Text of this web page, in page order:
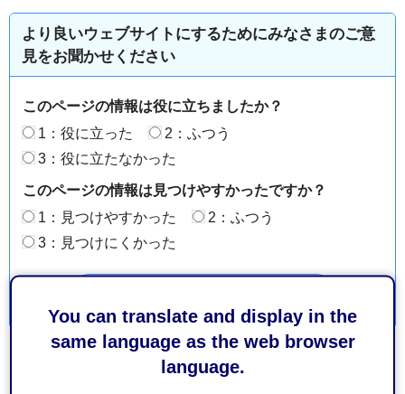
You can translate and display in the
same language as the web browser
language.
より良いウェブサイトにするためにみなさまのご意
見をお聞かせください
このページの情報は役に立ちましたか？
1：役に立った
2：ふつう
3：役に立たなかった
このページの情報は見つけやすかったですか？
1：見つけやすかった
2：ふつう
3：見つけにくかった